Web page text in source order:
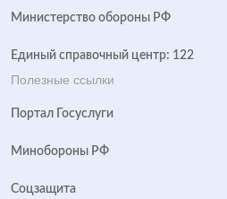
Министерство обороны РФ
Единый справочный центр: 122
Полезные ссылки
Портал Госуслуги
Минобороны РФ
Соцзащита